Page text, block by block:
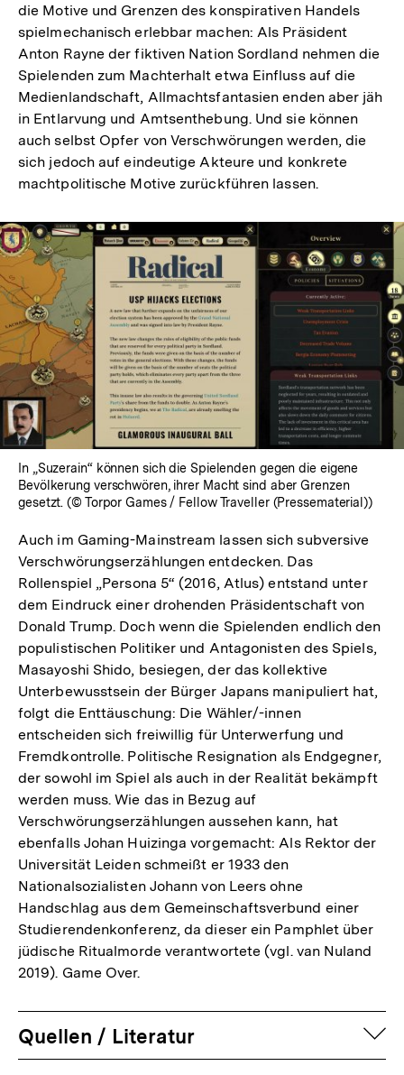
die Motive und Grenzen des konspirativen Handels
spielmechanisch erlebbar machen: Als Präsident
Anton Rayne der fiktiven Nation Sordland nehmen die
Spielenden zum Machterhalt etwa Einfluss auf die
Medienlandschaft, Allmachtsfantasien enden aber jäh
in Entlarvung und Amtsenthebung. Und sie können
auch selbst Opfer von Verschwörungen werden, die
sich jedoch auf eindeutige Akteure und konkrete
machtpolitische Motive zurückführen lassen.
In „Suzerain“ können sich die Spielenden gegen die eigene
Bevölkerung verschwören, ihrer Macht sind aber Grenzen
gesetzt. (© Torpor Games / Fellow Traveller (Pressematerial))
Auch im Gaming-Mainstream lassen sich subversive
Verschwörungserzählungen entdecken. Das
Rollenspiel „Persona 5“ (2016, Atlus) entstand unter
dem Eindruck einer drohenden Präsidentschaft von
Donald Trump. Doch wenn die Spielenden endlich den
populistischen Politiker und Antagonisten des Spiels,
Masayoshi Shido, besiegen, der das kollektive
Unterbewusstsein der Bürger Japans manipuliert hat,
folgt die Enttäuschung: Die Wähler/-innen
entscheiden sich freiwillig für Unterwerfung und
Fremdkontrolle. Politische Resignation als Endgegner,
der sowohl im Spiel als auch in der Realität bekämpft
werden muss. Wie das in Bezug auf
Verschwörungserzählungen aussehen kann, hat
ebenfalls Johan Huizinga vorgemacht: Als Rektor der
Universität Leiden schmeißt er 1933 den
Nationalsozialisten Johann von Leers ohne
Handschlag aus dem Gemeinschaftsverbund einer
Studierendenkonferenz, da dieser ein Pamphlet über
jüdische Ritualmorde verantwortete (vgl. van Nuland
2019). Game Over.
Quellen / Literatur
Zum